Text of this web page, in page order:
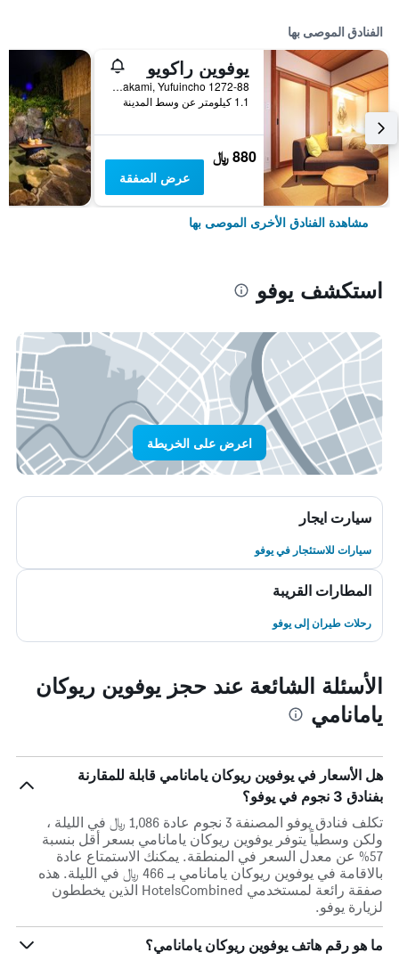
الفنادق الموصى بها
يوفوين راكويو
1272-88 Kawakami, Yufuincho, يوفو, اليابان
1.1 كيلومتر عن وسط المدينة
880 ﷼
عرض الصفقة
مشاهدة الفنادق الأخرى الموصى بها
استكشف يوفو
اعرض على الخريطة
سيارت ايجار
سيارات للاستئجار في يوفو
المطارات القريبة
رحلات طيران إلى يوفو
الأسئلة الشائعة عند حجز يوفوين ريوكان
يامانامي
هل الأسعار في يوفوين ريوكان يامانامي قابلة للمقارنة
بفنادق 3 نجوم في يوفو؟
تكلف فنادق يوفو المصنفة 3 نجوم عادة 1,086 ﷼ في الليلة ،
ولكن وسطياً يتوفر يوفوين ريوكان يامانامي بسعر أقل بنسبة
57% عن معدل السعر في المنطقة. يمكنك الاستمتاع عادة
بالاقامة في يوفوين ريوكان يامانامي بـ 466 ﷼ في الليلة. هذه
صفقة رائعة لمستخدمي HotelsCombined الذين يخططون
لزيارة يوفو.
ما هو رقم هاتف يوفوين ريوكان يامانامي؟